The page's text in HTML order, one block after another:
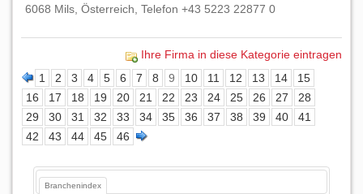
6068 Mils, Österreich, Telefon +43 5223 22877 0
Ihre Firma in diese Kategorie eintragen
1
2 3 4 5 6 7 8 9 10 11 12 13 14
15
16
17 18 19 20 21 22 23 24 25 26 27
28
29
30 31 32 33 34 35 36 37 38 39 40
41
42
43 44 45 46
Branchenindex